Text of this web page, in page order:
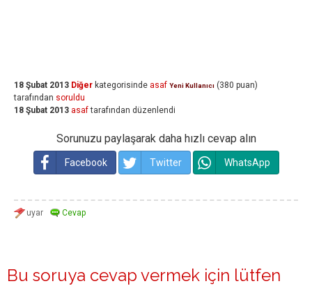
18 Şubat 2013 Diğer kategorisinde asaf Yeni Kullanıcı (380 puan)
tarafından soruldu
18 Şubat 2013 asaftarafından düzenlendi
Sorunuzu paylaşarak daha hızlı cevap alın
Facebook Twitter WhatsApp
Bu soruya cevap vermek için lütfen